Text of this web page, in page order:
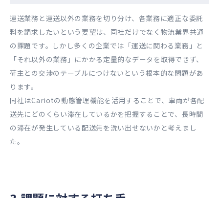
運送業務と運送以外の業務を切り分け、各業務に適正な委託
料を請求したいという要望は、同社だけでなく物流業界共通
の課題です。しかし多くの企業では「運送に関わる業務」と
「それ以外の業務」にかかる定量的なデータを取得できず、
荷主との交渉のテーブルにつけないという根本的な問題があ
ります。
同社はCariotの動態管理機能を活用することで、車両が各配
送先にどのくらい滞在しているかを把握することで、長時間
の滞在が発生している配送先を洗い出せないかと考えまし
た。